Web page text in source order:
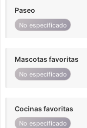
Paseo
No especificado
Mascotas favoritas
No especificado
Cocinas favoritas
No especificado